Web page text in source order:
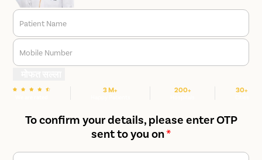
Patient Name
Mobile Number
3 M+ 200+ 30+
To confirm your details, please enter OTP
sent to you on*